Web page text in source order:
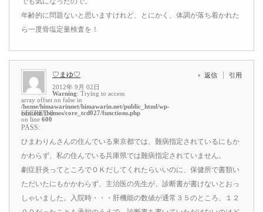
年齢的に問題ないと思いますけれど、とにかく、体調が落ち着かれた
ら一度骨塩定量検査を！
♡まゆ♡
2012年 9月 02日
Warning: Trying to access
array offset on false in
/home/himawarinnet/himawarin.net/public_html/wp-
content/themes/core_tcd027/functions.php
on line 600
返信 引用
SECRET: 0
PASS:
ひまわりんさんの住んでいる東京都では、難病指定されているにもか
かわらず、私の住んでいる兵庫県では難病指定されていません。
劇症肝炎ってところでＯＫだしてくれたらいいのに、保健所で書類い
ただいたにもかかわらず、主治医の先生が、診断書が書けないとおっ
しゃいました。入院時・・・肝機能の数値が通常３５のところ、１２